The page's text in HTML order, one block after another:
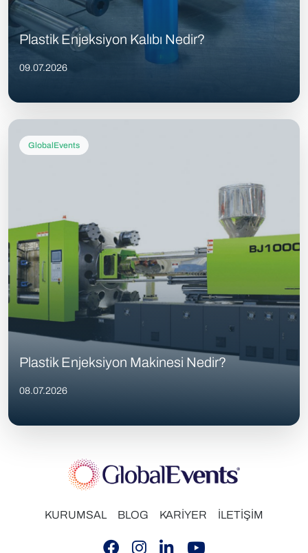
Plastik Enjeksiyon Kalıbı Nedir?
09.07.2026
GlobalEvents
Plastik Enjeksiyon Makinesi Nedir?
08.07.2026
KURUMSAL BLOG KARİYER İLETİŞİM